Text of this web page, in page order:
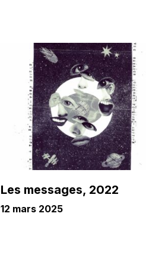
Les messages, 2022
12 mars 2025